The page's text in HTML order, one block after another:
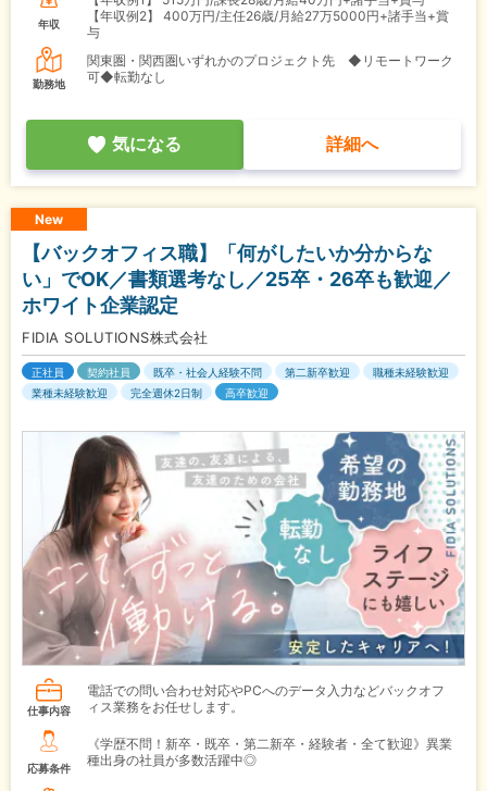
年収
【年収例2】
400万円/主任26歳/月給27万5000円+諸手当+賞
与
勤務地
関東圏・関西圏いずれかのプロジェクト先 ◆リモートワーク
可◆転勤なし
気になる 詳細へ
New
【バックオフィス職】「何がしたいか分からな
い」でOK／書類選考なし／25卒・26卒も歓迎／
ホワイト企業認定
FIDIA SOLUTIONS株式会社
正社員 契約社員 既卒・社会人経験不問 第二新卒歓迎
職種未経験歓迎
業種未経験歓迎
完全週休2日制 高卒歓迎
仕事内容
電話での問い合わせ対応やPCへのデータ入力などバックオフ
ィス業務をお任せします。
応募条件
《学歴不問！新卒・既卒・第二新卒・経験者・全て歓迎》異業
種出身の社員が多数活躍中◎